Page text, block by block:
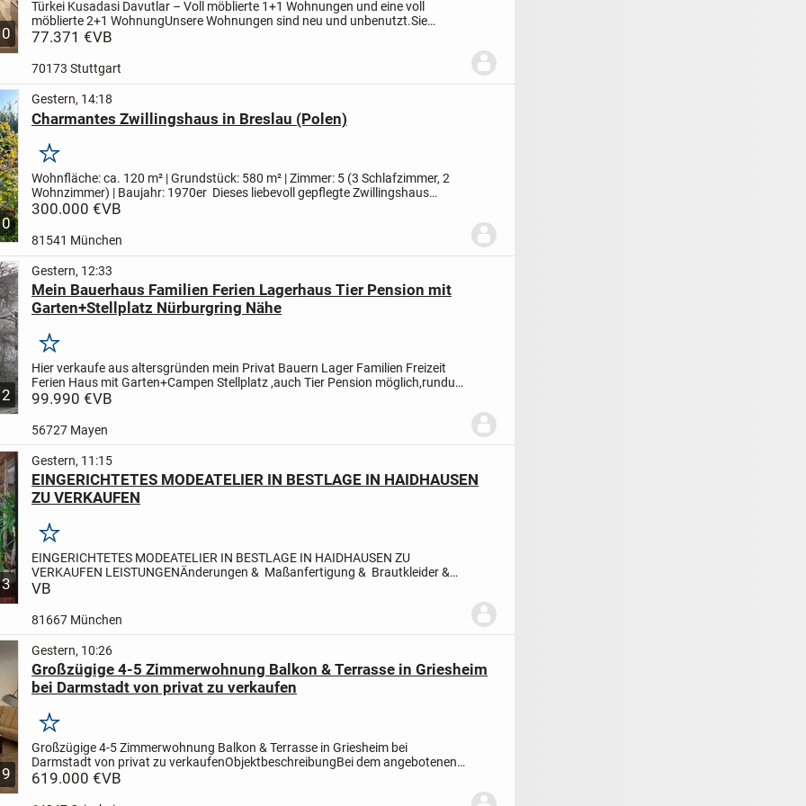
Türkei Kusadasi Davutlar – Voll möblierte 1+1 Wohnungen und eine voll
möblierte 2+1 WohnungUnsere Wohnungen sind neu und unbenutzt.Sie
befinden sich in der Nähe von Supermärkten, dem Gesundheitszent...
77.371 €VB
70173 Stuttgart
Gestern, 14:18
Charmantes Zwillingshaus in Breslau (Polen)
Merken
Wohnfläche: ca. 120 m² | Grundstück: 580 m² | Zimmer: 5 (3 Schlafzimmer, 2
Wohnzimmer) | Baujahr: 1970er Dieses liebevoll gepflegte Zwillingshaus
(Doppelhaushälfte) aus den 1970er Jahren bietet auf...
300.000 €VB
81541 München
2
Gestern, 12:33
Mein Bauerhaus Familien Ferien Lagerhaus Tier Pension mit
Garten+Stellplatz Nürburgring Nähe
Merken
Hier verkaufe aus altersgründen mein Privat Bauern Lager Familien Freizeit
Ferien Haus mit Garten+Campen Stellplatz ,auch Tier Pension möglich,rundum
Grundstück 205 qm+mehr möglich,Haus 100qm,9...
99.990 €VB
56727 Mayen
3
Gestern, 11:15
EINGERICHTETES MODEATELIER IN BESTLAGE IN HAIDHAUSEN
ZU VERKAUFEN
Merken
EINGERICHTETES MODEATELIER IN BESTLAGE IN HAIDHAUSEN ZU
VERKAUFEN LEISTUNGENÄnderungen & Maßanfertigung & Brautkleider &
Eigenes Design
VB
81667 München
9
Gestern, 10:26
Großzügige 4-5 Zimmerwohnung Balkon & Terrasse in Griesheim
bei Darmstadt von privat zu verkaufen
Merken
Großzügige 4-5 Zimmerwohnung Balkon & Terrasse in Griesheim bei
Darmstadt von privat zu verkaufenObjektbeschreibungBei dem angebotenen
Objekt handelt es sich um eine attraktive 4/5-Zimmerwohnung in...
619.000 €VB